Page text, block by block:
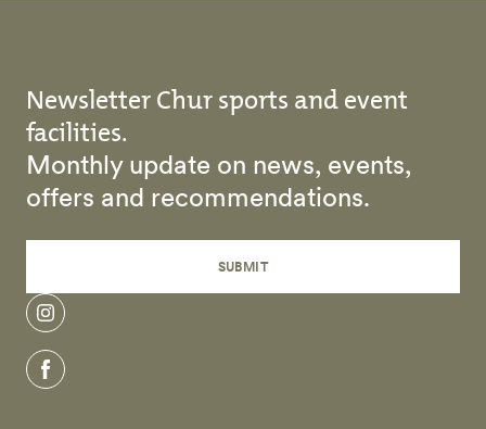
Newsletter Chur sports and event
facilities.
Monthly update on news, events,
offers and recommendations.
SUBMIT
instagram
facebook